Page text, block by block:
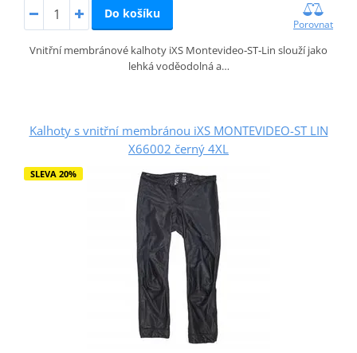
Do košíku
Porovnat
Vnitřní membránové kalhoty iXS Montevideo‑ST‑Lin slouží jako
lehká voděodolná a…
Kalhoty s vnitřní membránou iXS MONTEVIDEO-ST LIN
X66002 černý 4XL
SLEVA 20%